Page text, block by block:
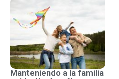
Manteniendo a la familia